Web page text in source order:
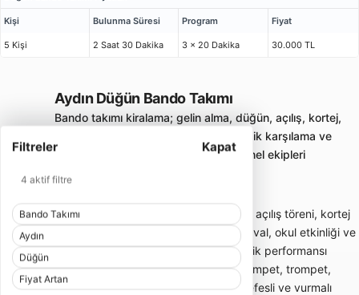
Filtreler Kapat
4 aktif filtre
Bando Takımı
Aydın
Düğün
Fiyat Artan
Kişi Bulunma Süresi Program Fiyat
5 Kişi 2 Saat 30 Dakika 3 x 20 Dakika 30.000 TL
Aydın Düğün Bando Takımı
Bando takımı kiralama; gelin alma, düğün, açılış, kortej,
sünnet ve kurumsal etkinliklerde enerjik karşılama ve
yürüyüş performansı sunan profesyonel ekipleri
karşılaştırmayı sağlar.
Bando takımı; gelin alma, düğün girişi, açılış töreni, kortej
yürüyüşü, sünnet organizasyonu, festival, okul etkinliği ve
kurumsal davetlerde enerjik canlı müzik performansı
sunan gezici müzik ekibidir. Davul, trampet, trompet,
klarnet, saksafon, zurna veya farklı nefesli ve vurmalı